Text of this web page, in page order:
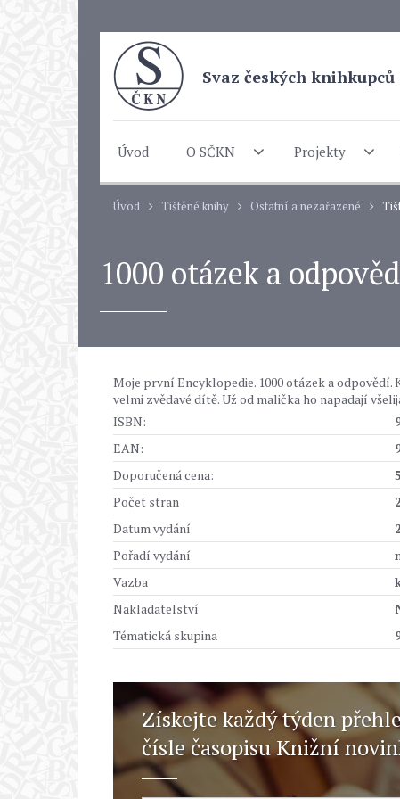
Svaz českých
Úvod O SČKN Projekty
Úvod Tištěné knihy Ostatní a nezařazené
1000 otázek a
Moje první Encyklopedie. 1000 otázek a odpovědí.
velmi zvědavé dítě. Už od malička ho napadají
ISBN:
EAN:
Doporučená cena:
Počet stran
Datum vydání
Pořadí vydání
Vazba
Nakladatelství
Tématická skupina
Získejte každý týden
čísle časopisu Knižní